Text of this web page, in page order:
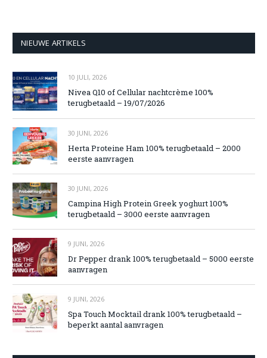
NIEUWE ARTIKELS
10 JULI, 2026
Nivea Q10 of Cellular nachtcrème 100%
terugbetaald – 19/07/2026
30 JUNI, 2026
Herta Proteine Ham 100% terugbetaald – 2000
eerste aanvragen
30 JUNI, 2026
Campina High Protein Greek yoghurt 100%
terugbetaald – 3000 eerste aanvragen
9 JUNI, 2026
Dr Pepper drank 100% terugbetaald – 5000 eerste
aanvragen
9 JUNI, 2026
Spa Touch Mocktail drank 100% terugbetaald –
beperkt aantal aanvragen